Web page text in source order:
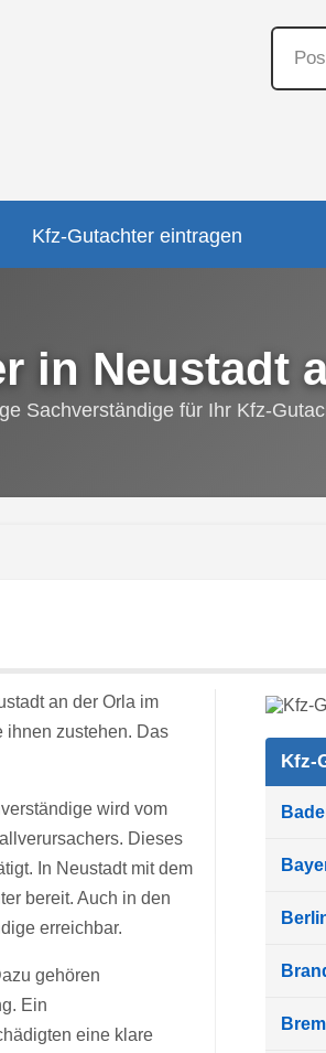
Kfz-Gutachter eintragen
in Neustadt
Sachverständige für Ihr Kfz-
an der Orla im
ihnen zustehen. Das
wird vom
Dieses
In Neustadt mit dem
bereit. Auch in den
erreichbar.
gehören
Ein
eine klare
Kfz-